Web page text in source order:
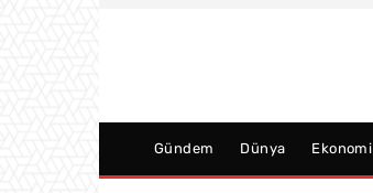
Gündem Dünya Ekonomi